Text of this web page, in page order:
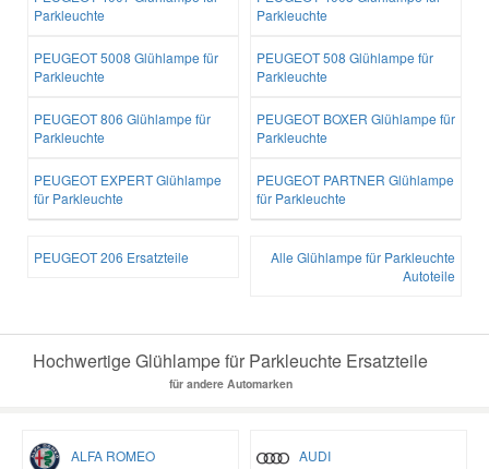
Parkleuchte
Parkleuchte
PEUGEOT 5008 Glühlampe für
Parkleuchte
PEUGEOT 508 Glühlampe für
Parkleuchte
PEUGEOT 806 Glühlampe für
Parkleuchte
PEUGEOT BOXER Glühlampe für
Parkleuchte
PEUGEOT EXPERT Glühlampe
für Parkleuchte
PEUGEOT PARTNER Glühlampe
für Parkleuchte
PEUGEOT 206 Ersatzteile
Alle Glühlampe für Parkleuchte
Autoteile
Hochwertige Glühlampe für Parkleuchte Ersatzteile
für andere Automarken
ALFA ROMEO AUDI
Smart Ersatzteile
Suzuki Ersatzteile
Toyota Ersatzteile